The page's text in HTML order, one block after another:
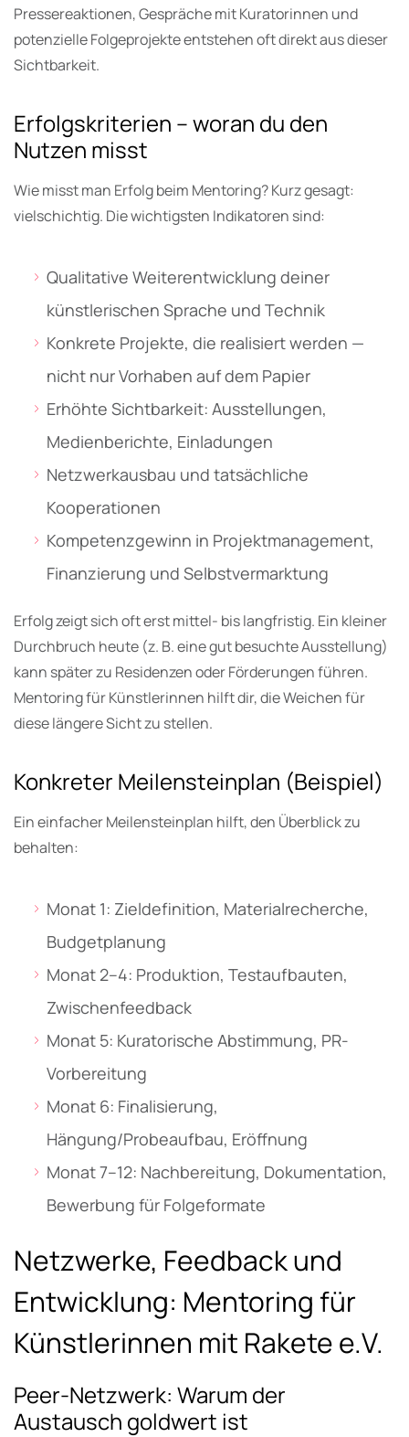
Pressereaktionen, Gespräche mit Kuratorinnen und
potenzielle Folgeprojekte entstehen oft direkt aus dieser
Sichtbarkeit.
Erfolgskriterien – woran du den
Nutzen misst
Wie misst man Erfolg beim Mentoring? Kurz gesagt:
vielschichtig. Die wichtigsten Indikatoren sind:
Qualitative Weiterentwicklung deiner
künstlerischen Sprache und Technik
Konkrete Projekte, die realisiert werden —
nicht nur Vorhaben auf dem Papier
Erhöhte Sichtbarkeit: Ausstellungen,
Medienberichte, Einladungen
Netzwerkausbau und tatsächliche
Kooperationen
Kompetenzgewinn in Projektmanagement,
Finanzierung und Selbstvermarktung
Erfolg zeigt sich oft erst mittel- bis langfristig. Ein kleiner
Durchbruch heute (z. B. eine gut besuchte Ausstellung)
kann später zu Residenzen oder Förderungen führen.
Mentoring für Künstlerinnen hilft dir, die Weichen für
diese längere Sicht zu stellen.
Konkreter Meilensteinplan (Beispiel)
Ein einfacher Meilensteinplan hilft, den Überblick zu
behalten:
Monat 1: Zieldefinition, Materialrecherche,
Budgetplanung
Monat 2–4: Produktion, Testaufbauten,
Zwischenfeedback
Monat 5: Kuratorische Abstimmung, PR-
Vorbereitung
Monat 6: Finalisierung,
Hängung/Probeaufbau, Eröffnung
Monat 7–12: Nachbereitung, Dokumentation,
Bewerbung für Folgeformate
Netzwerke, Feedback und
Entwicklung: Mentoring für
Künstlerinnen mit Rakete e.V.
Peer-Netzwerk: Warum der
Austausch goldwert ist